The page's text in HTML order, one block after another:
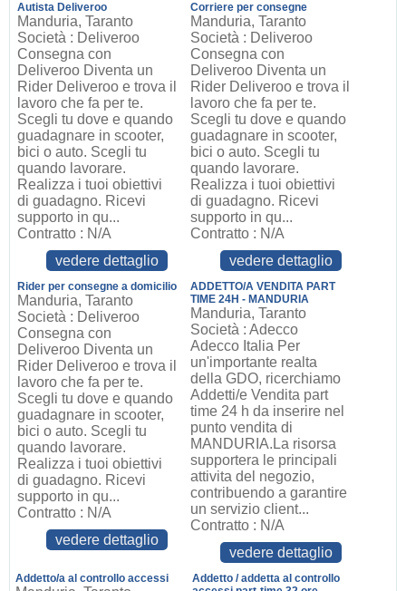
Autista Deliveroo
Manduria, Taranto
Società : Deliveroo
Consegna con
Deliveroo Diventa un
Rider Deliveroo e trova il
lavoro che fa per te.
Scegli tu dove e quando
guadagnare in scooter,
bici o auto. Scegli tu
quando lavorare.
Realizza i tuoi obiettivi
di guadagno. Ricevi
supporto in qu...
Contratto : N/A
vedere dettaglio
Corriere per consegne
Manduria, Taranto
Società : Deliveroo
Consegna con
Deliveroo Diventa un
Rider Deliveroo e trova il
lavoro che fa per te.
Scegli tu dove e quando
guadagnare in scooter,
bici o auto. Scegli tu
quando lavorare.
Realizza i tuoi obiettivi
di guadagno. Ricevi
supporto in qu...
Contratto : N/A
vedere dettaglio
Rider per consegne a domicilio
Manduria, Taranto
Società : Deliveroo
Consegna con
Deliveroo Diventa un
Rider Deliveroo e trova il
lavoro che fa per te.
Scegli tu dove e quando
guadagnare in scooter,
bici o auto. Scegli tu
quando lavorare.
Realizza i tuoi obiettivi
di guadagno. Ricevi
supporto in qu...
Contratto : N/A
vedere dettaglio
ADDETTO/A VENDITA PART
TIME 24H - MANDURIA
Manduria, Taranto
Società : Adecco
Adecco Italia Per
un'importante realta
della GDO, ricerchiamo
Addetti/e Vendita part
time 24 h da inserire nel
punto vendita di
MANDURIA.La risorsa
supportera le principali
attivita del negozio,
contribuendo a garantire
un servizio client...
Contratto : N/A
vedere dettaglio
Addetto/a al controllo accessi
Addetto / addetta al controllo